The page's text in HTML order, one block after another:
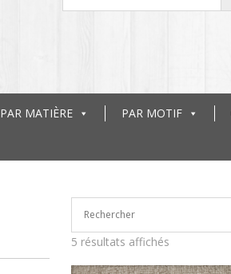
PAR MATIÈRE PAR MOTIF
5 résultats affichés